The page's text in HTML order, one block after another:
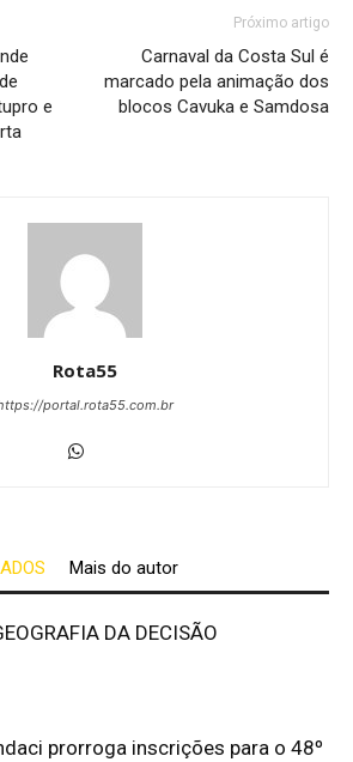
e
Próximo artigo
Carnaval da Costa Sul é
marcado pela animação dos
blocos Cavuka e Samdosa
Rota55
portal.rota55.com.br
Mais do autor
DA DECISÃO
prorroga inscrições para o 48º